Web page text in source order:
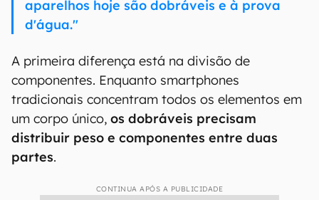
aparelhos hoje são dobráveis e à prova
d'água."
A primeira diferença está na divisão de
componentes. Enquanto smartphones
tradicionais concentram todos os elementos em
um corpo único, os dobráveis precisam
distribuir peso e componentes entre duas
partes.
CONTINUA APÓS A PUBLICIDADE